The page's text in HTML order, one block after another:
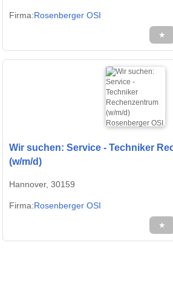
Firma:Rosenberger OSI
★
Wir suchen: Service - Techniker
(w/m/d)
Hannover, 30159
Firma:Rosenberger OSI
★